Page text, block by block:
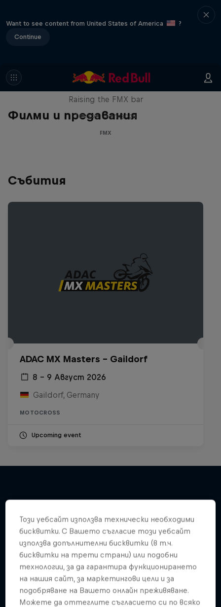
Want to see content from United States of America
?
Continue
Филми и предавания
Luc Ackermann: FMX Unloaded
Raising the FMX bar
1 сезон · 5 епизоди
FMX
Събития
ADAC MX Masters – Gaildorf
8 – 9 Август 2026
Gaildorf, Germany
MOTOCROSS
Upcoming event
Този уебсайт използва технически необходими
бисквитки. С Вашето съгласие този уебсайт
използва допълнителни бисквитки (в т.ч.
бисквитки на трети страни) или подобни
технологии, за да гарантира функционирането
на нашия сайт, за маркетингови цели и за
подобряване на Вашето онлайн преживяване.
Можете да оттеглите съгласието си по всяко